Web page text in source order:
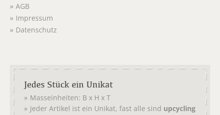
AGB
Impressum
Datenschutz
Jedes Stück ein Unikat
Masseinheiten: B x H x T
Jeder Artikel ist ein Unikat, fast alle sind upcycling